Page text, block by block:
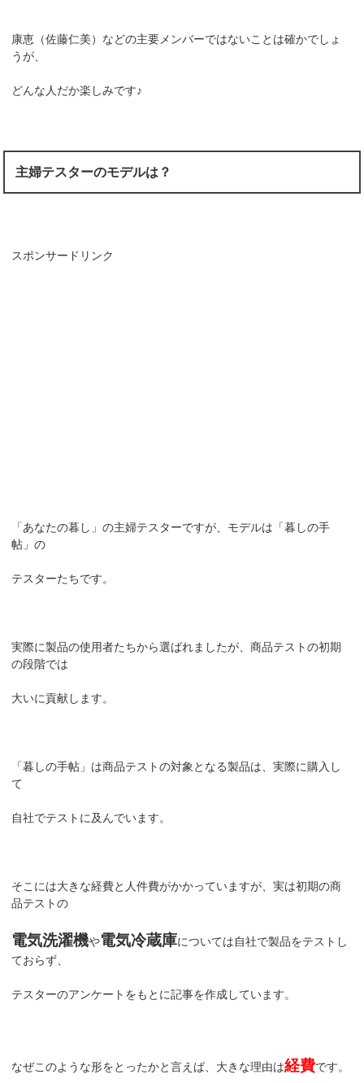
康恵（佐藤仁美）などの主要メンバーではないことは確かでしょ
うが、
どんな人だか楽しみです♪
主婦テスターのモデルは？
スポンサードリンク
「あなたの暮し」の主婦テスターですが、モデルは「暮しの手
帖」の
テスターたちです。
実際に製品の使用者たちから選ばれましたが、商品テストの初期
の段階では
大いに貢献します。
「暮しの手帖」は商品テストの対象となる製品は、実際に購入し
て
自社でテストに及んでいます。
そこには大きな経費と人件費がかかっていますが、実は初期の商
品テストの
電気洗濯機や電気冷蔵庫については自社で製品をテストし
ておらず、
テスターのアンケートをもとに記事を作成しています。
なぜこのような形をとったかと言えば、大きな理由は経費です。